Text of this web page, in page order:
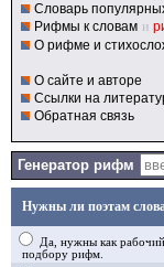
Словарь
Рифмы к словам и
О рифме и
О сайте и авторе
Ссылки на
Обратная связь
Генератор рифм
Нужны ли поэтам
Да, нужны как
подбору рифм.